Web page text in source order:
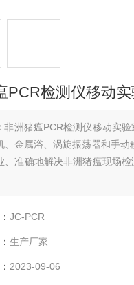
PCR检测仪移动
非洲猪瘟PCR检测仪移动实
、金属浴、涡旋振荡器和手动
、准确地解决非洲猪瘟现场检
JC-PCR
生产厂家
2023-09-06